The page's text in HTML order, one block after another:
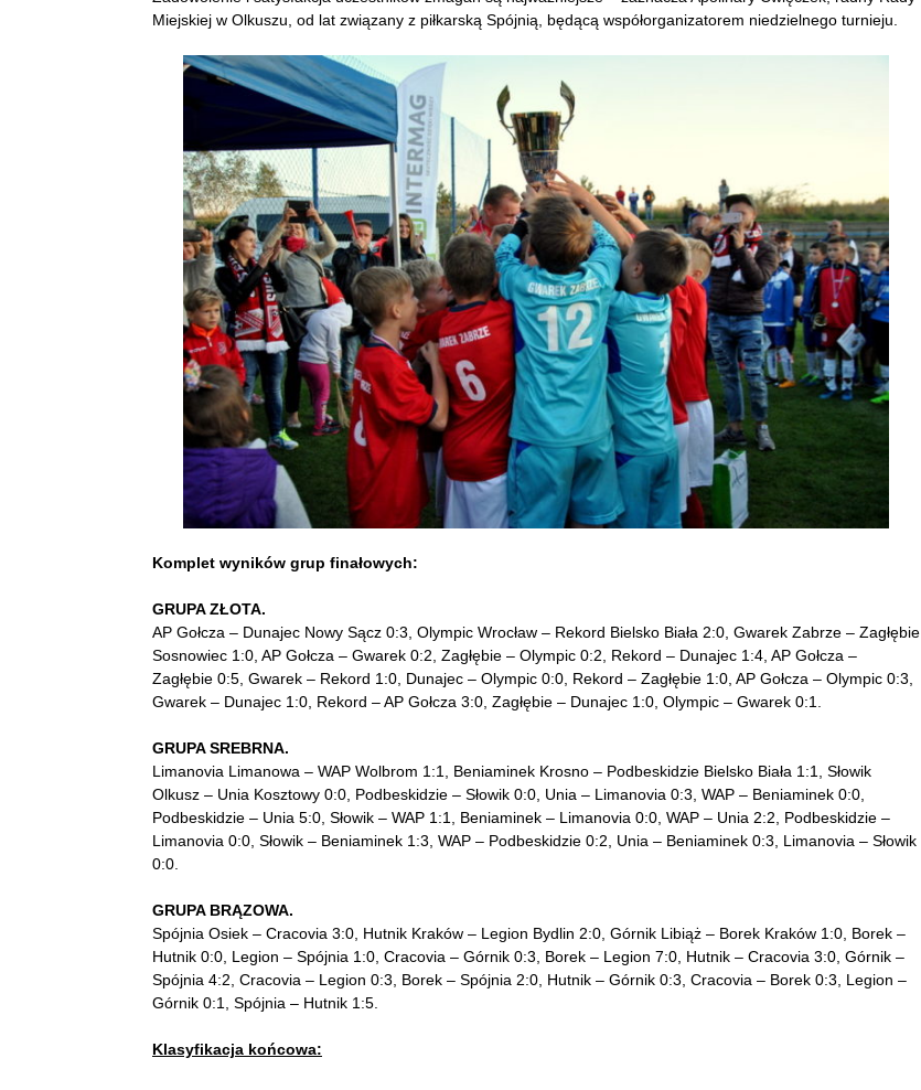
Miejskiej w Olkuszu, od lat związany z piłkarską Spójnią, będącą współorganizatorem niedzielnego turnieju.
Komplet wyników grup finałowych:
GRUPA ZŁOTA.
AP Gołcza – Dunajec Nowy Sącz 0:3, Olympic Wrocław – Rekord Bielsko Biała 2:0, Gwarek Zabrze – Zagłębie
Sosnowiec 1:0, AP Gołcza – Gwarek 0:2, Zagłębie – Olympic 0:2, Rekord – Dunajec 1:4, AP Gołcza –
Zagłębie 0:5, Gwarek – Rekord 1:0, Dunajec – Olympic 0:0, Rekord – Zagłębie 1:0, AP Gołcza – Olympic 0:3,
Gwarek – Dunajec 1:0, Rekord – AP Gołcza 3:0, Zagłębie – Dunajec 1:0, Olympic – Gwarek 0:1.
GRUPA SREBRNA.
Limanovia Limanowa – WAP Wolbrom 1:1, Beniaminek Krosno – Podbeskidzie Bielsko Biała 1:1, Słowik
Olkusz – Unia Kosztowy 0:0, Podbeskidzie – Słowik 0:0, Unia – Limanovia 0:3, WAP – Beniaminek 0:0,
Podbeskidzie – Unia 5:0, Słowik – WAP 1:1, Beniaminek – Limanovia 0:0, WAP – Unia 2:2, Podbeskidzie –
Limanovia 0:0, Słowik – Beniaminek 1:3, WAP – Podbeskidzie 0:2, Unia – Beniaminek 0:3, Limanovia – Słowik
0:0.
GRUPA BRĄZOWA.
Spójnia Osiek – Cracovia 3:0, Hutnik Kraków – Legion Bydlin 2:0, Górnik Libiąż – Borek Kraków 1:0, Borek –
Hutnik 0:0, Legion – Spójnia 1:0, Cracovia – Górnik 0:3, Borek – Legion 7:0, Hutnik – Cracovia 3:0, Górnik –
Spójnia 4:2, Cracovia – Legion 0:3, Borek – Spójnia 2:0, Hutnik – Górnik 0:3, Cracovia – Borek 0:3, Legion –
Górnik 0:1, Spójnia – Hutnik 1:5.
Klasyfikacja końcowa: